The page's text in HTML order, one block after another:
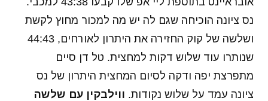
נס ציונה הוכיחה שגם לה יש מה למכור מחוץ לקשת
ושלשה של קוק החזירה את היתרון לאורחים, 44:43
שנותרו עוד שלוש דקות למחצית. טל דן סיים
מתפרצת יפה ודקה לסיום המחצית היתרון של נס
ציונה עמד על שלוש נקודות. ווילבקין עם שלשה